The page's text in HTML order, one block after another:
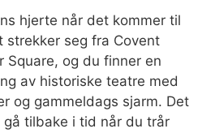
hjerte når det kommer til
strekker seg fra Covent
Square, og du finner en
av historiske teatre med
og gammeldags sjarm. Det
tilbake i tid når du trår